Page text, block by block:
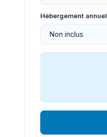
Hébergement annuel